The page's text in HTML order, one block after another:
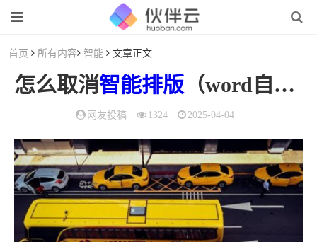
首页 所有内容 智能 文章正文
怎么取消智能排版 （word自动
网友投稿 1324 2025-04-04